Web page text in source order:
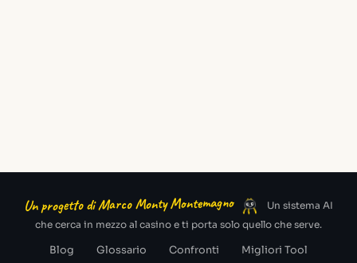
Un progetto di Marco Monty Montemagno
Un sistema AI
che cerca in mezzo al casino e ti porta solo quello che serve.
Blog Glossario Confronti Migliori Tool